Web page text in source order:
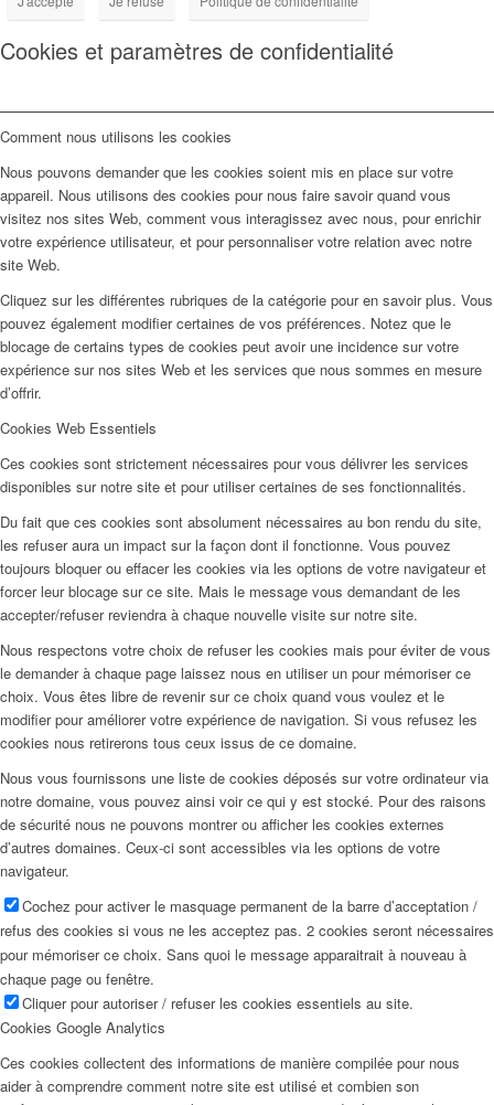
Cookies et paramètres de confidentialité
Comment nous utilisons les cookies
Nous pouvons demander que les cookies soient mis en place sur votre
appareil. Nous utilisons des cookies pour nous faire savoir quand vous
visitez nos sites Web, comment vous interagissez avec nous, pour enrichir
votre expérience utilisateur, et pour personnaliser votre relation avec notre
site Web.
Cliquez sur les différentes rubriques de la catégorie pour en savoir plus. Vous
pouvez également modifier certaines de vos préférences. Notez que le
blocage de certains types de cookies peut avoir une incidence sur votre
expérience sur nos sites Web et les services que nous sommes en mesure
d’offrir.
Cookies Web Essentiels
Ces cookies sont strictement nécessaires pour vous délivrer les services
disponibles sur notre site et pour utiliser certaines de ses fonctionnalités.
Du fait que ces cookies sont absolument nécessaires au bon rendu du site,
les refuser aura un impact sur la façon dont il fonctionne. Vous pouvez
toujours bloquer ou effacer les cookies via les options de votre navigateur et
forcer leur blocage sur ce site. Mais le message vous demandant de les
accepter/refuser reviendra à chaque nouvelle visite sur notre site.
Nous respectons votre choix de refuser les cookies mais pour éviter de vous
le demander à chaque page laissez nous en utiliser un pour mémoriser ce
choix. Vous êtes libre de revenir sur ce choix quand vous voulez et le
modifier pour améliorer votre expérience de navigation. Si vous refusez les
cookies nous retirerons tous ceux issus de ce domaine.
Nous vous fournissons une liste de cookies déposés sur votre ordinateur via
notre domaine, vous pouvez ainsi voir ce qui y est stocké. Pour des raisons
de sécurité nous ne pouvons montrer ou afficher les cookies externes
d’autres domaines. Ceux-ci sont accessibles via les options de votre
navigateur.
Cochez pour activer le masquage permanent de la barre d’acceptation /
refus des cookies si vous ne les acceptez pas. 2 cookies seront nécessaires
pour mémoriser ce choix. Sans quoi le message apparaitrait à nouveau à
chaque page ou fenêtre.
Cliquer pour autoriser / refuser les cookies essentiels au site.
Cookies Google Analytics
Ces cookies collectent des informations de manière compilée pour nous
aider à comprendre comment notre site est utilisé et combien son